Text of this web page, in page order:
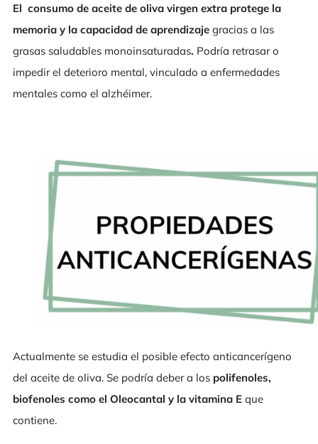
El consumo de aceite de oliva virgen extra protege la
memoria y la capacidad de aprendizaje gracias a las
grasas saludables monoinsaturadas. Podría retrasar o
impedir el deterioro mental, vinculado a enfermedades
mentales como el alzhéimer.
Actualmente se estudia el posible efecto anticancerígeno
del aceite de oliva. Se podría deber a los polifenoles,
biofenoles como el Oleocantal y la vitamina E que
contiene.